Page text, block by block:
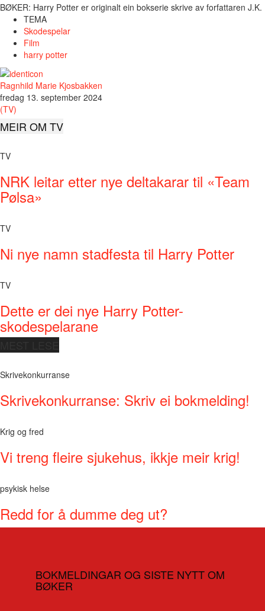
BØKER: Harry Potter er originalt ein bokserie skrive av forfattaren
TEMA
Skodespelar
Film
harry potter
Ragnhild Marie Kjosbakken
fredag 13. september 2024
(TV)
MEIR OM TV
TV
NRK leitar etter nye deltakarar til «Team
Pølsa»
TV
Ni nye namn stadfesta til Harry Potter
TV
Dette er dei nye Harry Potter-
skodespelarane
Skrivekonkurranse
Skrivekonkurranse: Skriv ei bokmelding!
Krig og fred
Vi treng fleire sjukehus, ikkje meir krig!
psykisk helse
Redd for å dumme deg ut?
BOKMELDINGAR OG SISTE NYTT OM
BØKER